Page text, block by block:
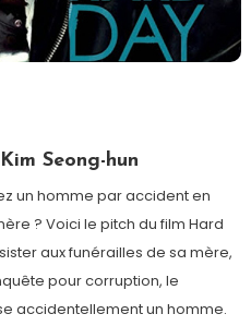
Seong-hun
un homme par accident en
? Voici le pitch du film Hard
aux funérailles de sa mère,
pour corruption, le
accidentellement un homme.